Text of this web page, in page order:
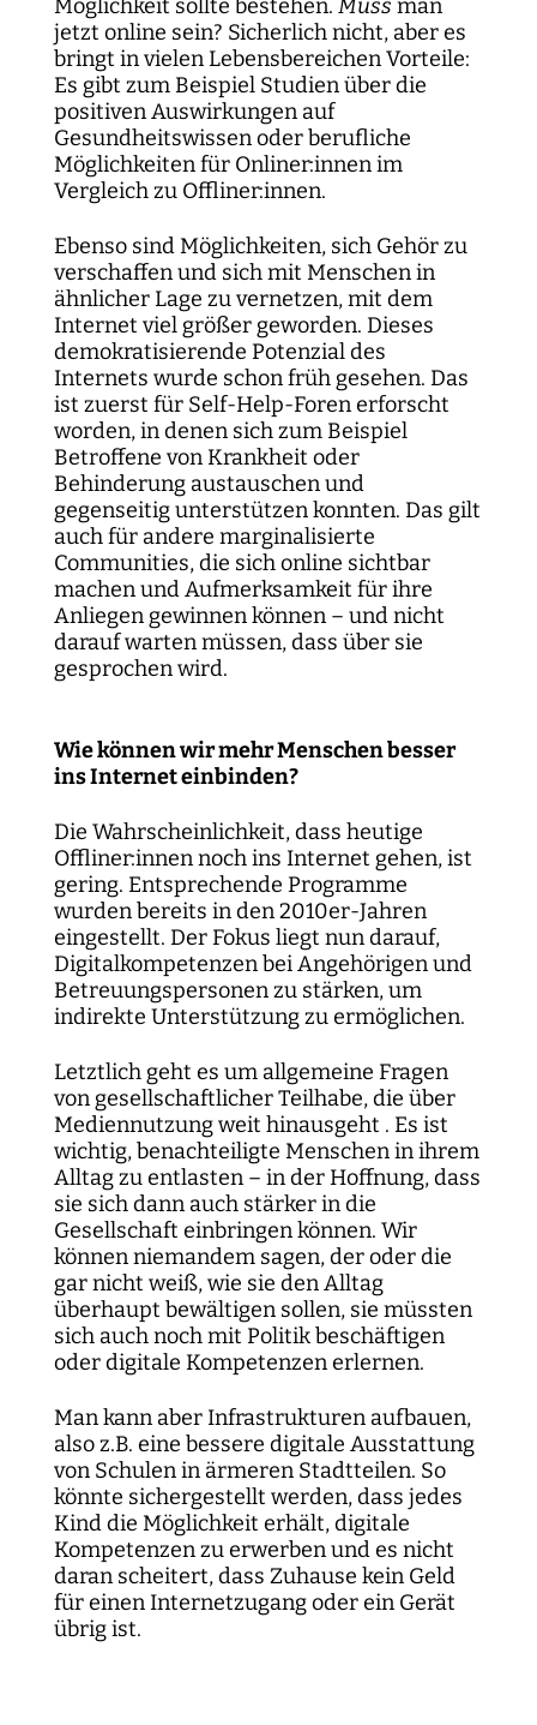
Möglichkeit sollte bestehen. Muss man
jetzt online sein? Sicherlich nicht, aber es
bringt in vielen Lebensbereichen Vorteile:
Es gibt zum Beispiel Studien über die
positiven Auswirkungen auf
Gesundheitswissen oder berufliche
Möglichkeiten für Onliner:innen im
Vergleich zu Offliner:innen.
Ebenso sind Möglichkeiten, sich Gehör zu
verschaffen und sich mit Menschen in
ähnlicher Lage zu vernetzen, mit dem
Internet viel größer geworden. Dieses
demokratisierende Potenzial des
Internets wurde schon früh gesehen. Das
ist zuerst für Self-Help-Foren erforscht
worden, in denen sich zum Beispiel
Betroffene von Krankheit oder
Behinderung austauschen und
gegenseitig unterstützen konnten. Das gilt
auch für andere marginalisierte
Communities, die sich online sichtbar
machen und Aufmerksamkeit für ihre
Anliegen gewinnen können – und nicht
darauf warten müssen, dass über sie
gesprochen wird.
Wie können wir mehr Menschen besser
ins Internet einbinden?
Die Wahrscheinlichkeit, dass heutige
Offliner:innen noch ins Internet gehen, ist
gering. Entsprechende Programme
wurden bereits in den 2010er-Jahren
eingestellt. Der Fokus liegt nun darauf,
Digitalkompetenzen bei Angehörigen und
Betreuungspersonen zu stärken, um
indirekte Unterstützung zu ermöglichen.
Letztlich geht es um allgemeine Fragen
von gesellschaftlicher Teilhabe, die über
Mediennutzung weit hinausgeht . Es ist
wichtig, benachteiligte Menschen in ihrem
Alltag zu entlasten – in der Hoffnung, dass
sie sich dann auch stärker in die
Gesellschaft einbringen können. Wir
können niemandem sagen, der oder die
gar nicht weiß, wie sie den Alltag
überhaupt bewältigen sollen, sie müssten
sich auch noch mit Politik beschäftigen
oder digitale Kompetenzen erlernen.
Man kann aber Infrastrukturen aufbauen,
also z.B. eine bessere digitale Ausstattung
von Schulen in ärmeren Stadtteilen. So
könnte sichergestellt werden, dass jedes
Kind die Möglichkeit erhält, digitale
Kompetenzen zu erwerben und es nicht
daran scheitert, dass Zuhause kein Geld
für einen Internetzugang oder ein Gerät
übrig ist.